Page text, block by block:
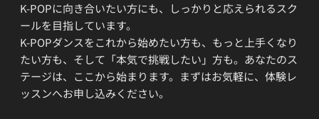
K-POPに向き合いたい方にも、しっかりと応えられるスク
ールを目指しています。
K-POPダンスをこれから始めたい方も、もっと上手くなり
たい方も、そして「本気で挑戦したい」方も。あなたのス
テージは、ここから始まります。まずはお気軽に、体験レ
ッスンへお申し込みください。